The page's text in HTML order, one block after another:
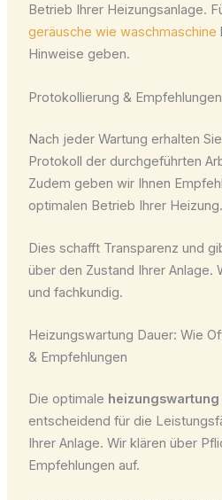
Betrieb Ihrer Heizungsanlage.
geräusche wie waschmaschine
Hinweise geben.
Protokollierung & Empfehlungen
Nach jeder Wartung erhalten
Protokoll der durchgeführten
Zudem geben wir Ihnen
optimalen Betrieb Ihrer Heizung.
Dies schafft Transparenz und
über den Zustand Ihrer Anlage.
und fachkundig.
Heizungswartung Dauer: Wie
& Empfehlungen
Die optimale
entscheidend für die
Ihrer Anlage. Wir klären über
Empfehlungen auf.